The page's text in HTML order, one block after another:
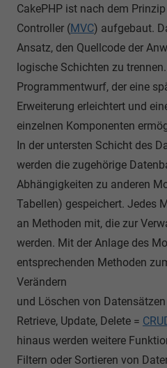
CakePHP ist nach dem
Controller (MVC) aufgebaut.
Ansatz, den Quellcode der
logische Schichten zu
Programmentwurf, der eine
Erweiterung erleichtert und
einzelnen Komponenten
In der untersten Schicht des
werden die zugehörige
Abhängigkeiten zu anderen
Tabellen) gespeichert. Jedes
an Methoden mit, die zur
werden. Mit der Anlage des
entsprechenden Methoden
Verändern
und Löschen von
Retrieve, Update, Delete =
hinaus werden weitere
Filtern oder Sortieren von